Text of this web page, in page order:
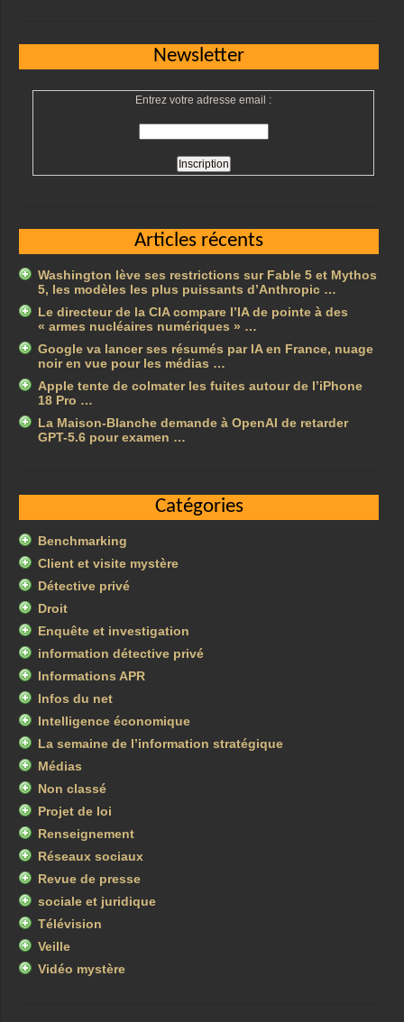
Newsletter
Entrez votre adresse email :
Articles récents
Washington lève ses restrictions sur Fable 5 et Mythos
5, les modèles les plus puissants d’Anthropic …
Le directeur de la CIA compare l’IA de pointe à des
« armes nucléaires numériques » …
Google va lancer ses résumés par IA en France, nuage
noir en vue pour les médias …
Apple tente de colmater les fuites autour de l’iPhone
18 Pro …
La Maison-Blanche demande à OpenAI de retarder
GPT-5.6 pour examen …
Catégories
Benchmarking
Client et visite mystère
Détective privé
Droit
Enquête et investigation
information détective privé
Informations APR
Infos du net
Intelligence économique
La semaine de l’information stratégique
Médias
Non classé
Projet de loi
Renseignement
Réseaux sociaux
Revue de presse
sociale et juridique
Télévision
Veille
Vidéo mystère